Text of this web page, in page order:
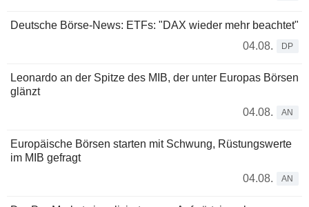
Deutsche Börse-News: ETFs: "DAX wieder mehr beachtet"
04.08.
DP
Leonardo an der Spitze des MIB, der unter Europas Börsen
glänzt
04.08.
AN
Europäische Börsen starten mit Schwung, Rüstungswerte
im MIB gefragt
04.08.
AN